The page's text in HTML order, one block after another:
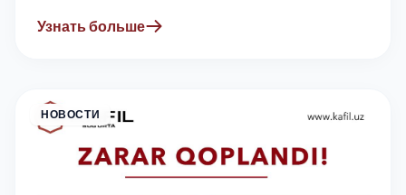
Узнать больше
НОВОСТИ